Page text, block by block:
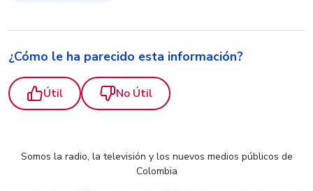
¿Cómo le ha parecido esta información?
Útil No Útil
Somos la radio, la televisión y los nuevos medios públicos de
Colombia